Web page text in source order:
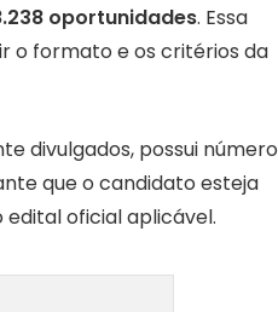
oportunidades. Essa
o formato e os critérios da
divulgados, possui número
que o candidato esteja
oficial aplicável.